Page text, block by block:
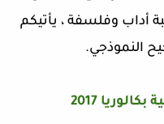
دورة جوان 2017 لشعبة أداب وفلسفة ، يأتيكم
النموذجي.
2017